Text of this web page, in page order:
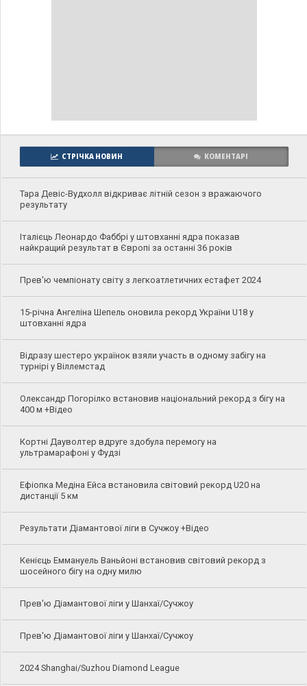
СТРІЧКА НОВИН КОМЕНТАРІ
Тара Девіс-Вудхолл відкриває літній сезон з вражаючого
результату
Італієць Леонардо Фаббрі у штовханні ядра показав
найкращий результат в Європі за останні 36 років
Прев'ю чемпіонату світу з легкоатлетичних естафет 2024
15-річна Ангеліна Шепель оновила рекорд України U18 у
штовханні ядра
Відразу шестеро українок взяли участь в одному забігу на
турнірі у Віллемстад
Олександр Погорілко встановив національний рекорд з бігу на
400 м +Відео
Кортні Дауволтер вдруге здобула перемогу на
ультрамарафоні у Фудзі
Ефіопка Медіна Ейса встановила світовий рекорд U20 на
дистанції 5 км
Результати Діамантової ліги в Сучжоу +Відео
Кенієць Еммануель Ваньйоні встановив світовий рекорд з
шосейного бігу на одну милю
Прев'ю Діамантової ліги у Шанхаї/Сучжоу
Прев'ю Діамантової ліги у Шанхаї/Сучжоу
2024 Shanghai/Suzhou Diamond League